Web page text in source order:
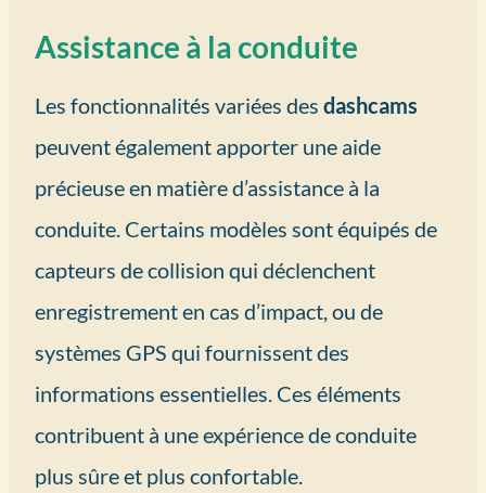
Assistance à la conduite
Les fonctionnalités variées des dashcams
peuvent également apporter une aide
précieuse en matière d’assistance à la
conduite. Certains modèles sont équipés de
capteurs de collision qui déclenchent
enregistrement en cas d’impact, ou de
systèmes GPS qui fournissent des
informations essentielles. Ces éléments
contribuent à une expérience de conduite
plus sûre et plus confortable.